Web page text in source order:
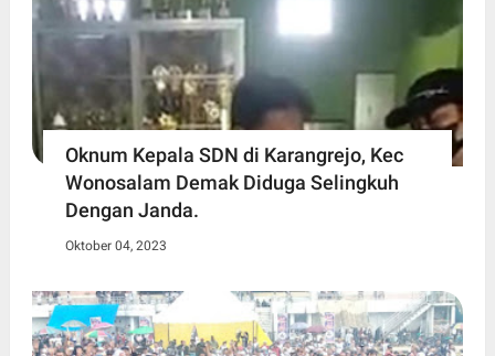
Oknum Kepala SDN di Karangrejo, Kec
Wonosalam Demak Diduga Selingkuh
Dengan Janda.
Oktober 04, 2023